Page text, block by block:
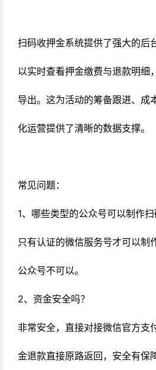
扫码收押金系统提供了强大的后
以实时查看押金缴费与退款明细
导出。这为活动的筹备跟进、成
化运营提供了清晰的数据支撑。
常见问题：
1、哪些类型的公众号可以制作扫
只有认证的微信服务号才可以制
公众号不可以。
2、资金安全吗？
非常安全，直接对接微信官方支
金退款直接原路返回，安全有保